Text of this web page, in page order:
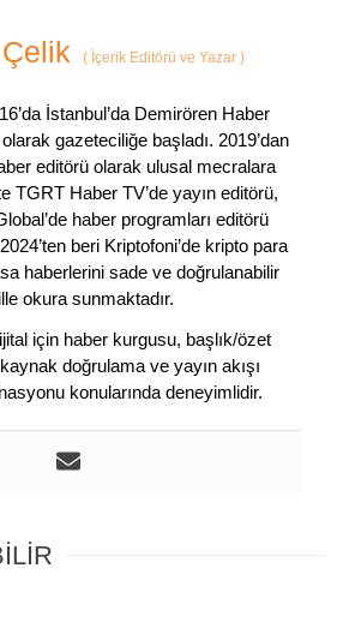
(İçerik Editörü ve Yazar )
İstanbul’da Demirören Haber
gazeteciliğe başladı. 2019’dan
editörü olarak ulusal mecralara
TGRT Haber TV’de yayın editörü,
haber programları editörü
beri Kriptofoni’de kripto para
haberlerini sade ve doğrulanabilir
okura sunmaktadır.
için haber kurgusu, başlık/özet
doğrulama ve yayın akışı
konularında deneyimlidir.